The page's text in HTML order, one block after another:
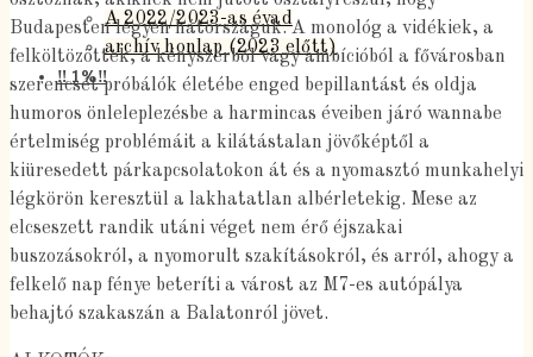
A 2022/2023-as évad
archív honlap (2023 előtt)
‼️ 1%‼️
Budapesten legyen hátországuk. A monológ a vidékiek, a
felköltözöttek, a kényszerből vagy ambícióból a fővárosban
szerencsét próbálók életébe enged bepillantást és oldja
humoros önleleplezésbe a harmincas éveiben járó wannabe
értelmiség problémáit a kilátástalan jövőképtől a
kiüresedett párkapcsolatokon át és a nyomasztó munkahelyi
légkörön keresztül a lakhatatlan albérletekig. Mese az
elcseszett randik utáni véget nem érő éjszakai
buszozásokról, a nyomorult szakításokról, és arról, ahogy a
felkelő nap fénye beteríti a várost az M7-es autópálya
behajtó szakaszán a Balatonról jövet.